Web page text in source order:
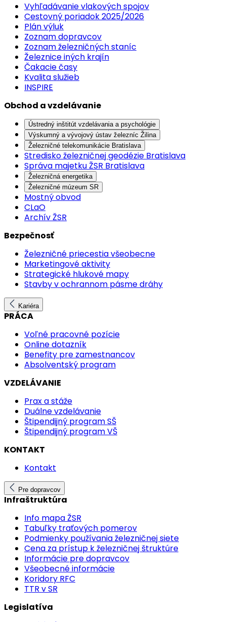
Vyhľadávanie vlakových spojov
Cestovný poriadok 2025/2026
Plán výluk
Zoznam dopravcov
Zoznam železničných staníc
Železnice iných krajín
Čakacie časy
Kvalita služieb
INSPIRE
Obchod a vzdelávanie
Ústredný inštitút vzdelávania a psychológie
Výskumný a vývojový ústav železníc Žilina
Železničné telekomunikácie Bratislava
Stredisko železničnej geodézie Bratislava
Správa majetku ŽSR Bratislava
Železničná energetika
Železničné múzeum SR
Mostný obvod
CLaO
Archív ŽSR
Bezpečnosť
Železničné priecestia všeobecne
Marketingové aktivity
Strategické hlukové mapy
Stavby v ochrannom pásme dráhy
Kariéra
PRÁCA
Voľné pracovné pozície
Online dotazník
Benefity pre zamestnancov
Absolventský program
VZDELÁVANIE
Prax a stáže
Duálne vzdelávanie
Štipendijný program SŠ
Štipendijný program VŠ
KONTAKT
Kontakt
Pre dopravcov
Infraštruktúra
Info mapa ŽSR
Tabuľky traťových pomerov
Podmienky používania železničnej siete
Cena za prístup k železničnej štruktúre
Informácie pre dopravcov
Všeobecné informácie
Koridory RFC
TTR v SR
Legislatíva